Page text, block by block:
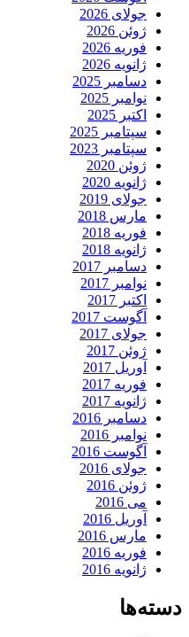
جولای 2026
ژوئن 2026
فوریه 2026
ژانویه 2026
دسامبر 2025
نوامبر 2025
اکتبر 2025
سپتامبر 2025
سپتامبر 2023
ژوئن 2020
ژانویه 2020
جولای 2019
مارس 2018
فوریه 2018
ژانویه 2018
دسامبر 2017
نوامبر 2017
اکتبر 2017
آگوست 2017
جولای 2017
ژوئن 2017
آوریل 2017
فوریه 2017
ژانویه 2017
دسامبر 2016
نوامبر 2016
آگوست 2016
جولای 2016
ژوئن 2016
می 2016
آوریل 2016
مارس 2016
فوریه 2016
ژانویه 2016
دسته‌ها